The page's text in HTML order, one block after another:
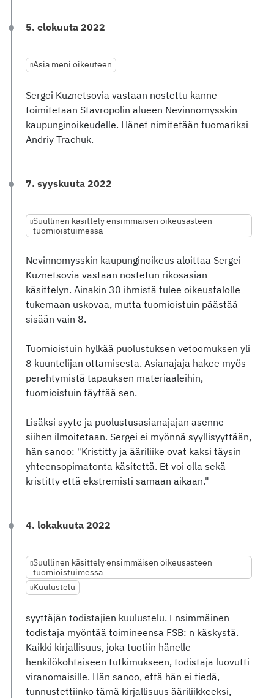
5. elokuuta 2022
Asia meni oikeuteen
Sergei Kuznetsovia vastaan nostettu kanne
toimitetaan Stavropolin alueen Nevinnomysskin
kaupunginoikeudelle. Hänet nimitetään tuomariksi
Andriy Trachuk.
7. syyskuuta 2022
Suullinen käsittely ensimmäisen oikeusasteen
tuomioistuimessa
Nevinnomysskin kaupunginoikeus aloittaa Sergei
Kuznetsovia vastaan nostetun rikosasian
käsittelyn. Ainakin 30 ihmistä tulee oikeustalolle
tukemaan uskovaa, mutta tuomioistuin päästää
sisään vain 8.
Tuomioistuin hylkää puolustuksen vetoomuksen yli
8 kuuntelijan ottamisesta. Asianajaja hakee myös
perehtymistä tapauksen materiaaleihin,
tuomioistuin täyttää sen.
Lisäksi syyte ja puolustusasianajajan asenne
siihen ilmoitetaan. Sergei ei myönnä syyllisyyttään,
hän sanoo: "Kristitty ja ääriliike ovat kaksi täysin
yhteensopimatonta käsitettä. Et voi olla sekä
kristitty että ekstremisti samaan aikaan."
4. lokakuuta 2022
Suullinen käsittely ensimmäisen oikeusasteen
tuomioistuimessa
Kuulustelu
syyttäjän todistajien kuulustelu. Ensimmäinen
todistaja myöntää toimineensa FSB: n käskystä.
Kaikki kirjallisuus, joka tuotiin hänelle
henkilökohtaiseen tutkimukseen, todistaja luovutti
viranomaisille. Hän sanoo, että hän ei tiedä,
tunnustettiinko tämä kirjallisuus ääriliikkeeksi,